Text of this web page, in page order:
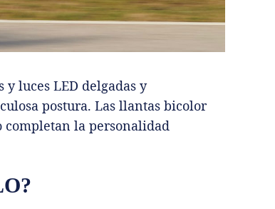
luces LED delgadas y
postura. Las llantas bicolor
completan la personalidad